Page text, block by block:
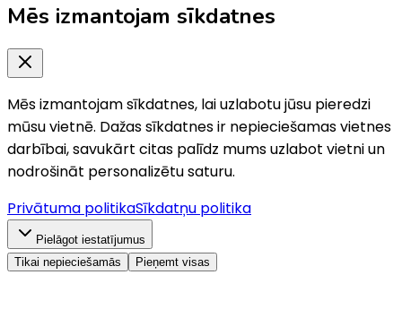
Mēs izmantojam sīkdatnes
Mēs izmantojam sīkdatnes, lai uzlabotu jūsu pieredzi
mūsu vietnē. Dažas sīkdatnes ir nepieciešamas vietnes
darbībai, savukārt citas palīdz mums uzlabot vietni un
nodrošināt personalizētu saturu.
Privātuma politikaSīkdatņu politika
Pielāgot iestatījumus
Tikai nepieciešamās
Pieņemt visas